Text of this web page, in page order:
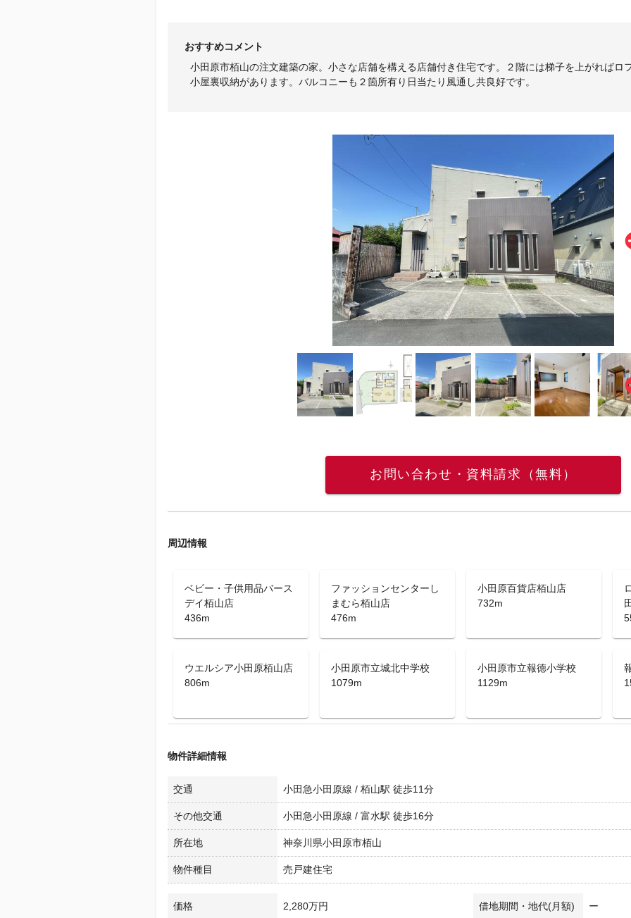
おすすめコメント
小田原市栢山の注文建築の家。小さな店舗を構える店舗付き住宅です。２階には梯子を上がればロ
小屋裏収納があります。バルコニーも２箇所有り日当たり風通し共良好です。
お問い合わせ・資料請求（無料）
周辺情報
ベビー・子供用品バース
デイ栢山店
436m
ファッションセンターし
まむら栢山店
476m
小田原百貨店栢山店
732m
ウエルシア小田原栢山店
806m
小田原市立城北中学校
1079m
小田原市立報徳小学校
1129m
物件詳細情報
交通 小田急小田原線 / 栢山駅 徒歩11分
その他交通 小田急小田原線 / 富水駅 徒歩16分
所在地 神奈川県小田原市栢山
物件種目 売戸建住宅
価格 2,280万円 借地期間・地代(月額) ー